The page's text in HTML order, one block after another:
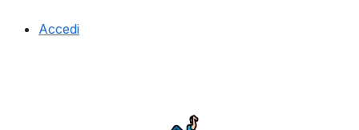
Accedi